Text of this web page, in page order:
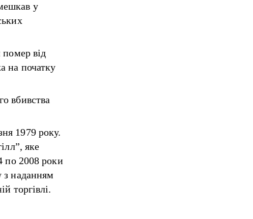
у
від
на початку
вбивства
1979 року.
яке
по 2008 роки
з наданням
торгівлі.